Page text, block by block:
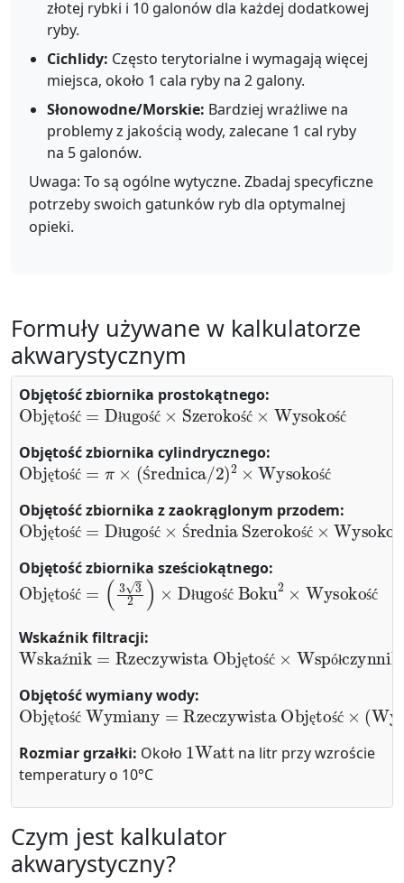
złotej rybki i 10 galonów dla każdej dodatkowej
ryby.
Cichlidy: Często terytorialne i wymagają więcej
miejsca, około 1 cala ryby na 2 galony.
Słonowodne/Morskie: Bardziej wrażliwe na
problemy z jakością wody, zalecane 1 cal ryby
na 5 galonów.
Uwaga: To są ogólne wytyczne. Zbadaj specyficzne
potrzeby swoich gatunków ryb dla optymalnej
opieki.
Formuły używane w kalkulatorze
akwarystycznym
Objętość zbiornika prostokątnego:
ę ś ć ł ś ć ś ć ś ć
Objętość=Długość×Szerokość× Wysokość
Objętość zbiornika cylindrycznego:
ę ś ć Ś ść
Objętość=π×(Średnica/2)2×Wysokość
Objętość zbiornika z zaokrąglonym przodem:
ę ś ć ł ś ć Ś ść
Objętość=Długość×
Średnia Szerokość×Wysokość
Objętość zbiornika sześciokątnego:
ę ś ć ł ść ś ć
Objętość=(332)×Długość Boku2 × Wysokość
Wskaźnik filtracji:
ź ę ś ć ół
Wskaźnik=Rzeczywista Objętość
Objętość wymiany wody:
ę ś ć ę ść
Objętość Wymiany=Rzeczywista Objętość (
Rozmiar grzałki: Około
1Watt
na litr przy wzroście
temperatury o 10°C
Czym jest kalkulator
akwarystyczny?